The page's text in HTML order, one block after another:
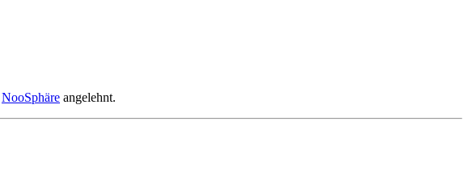
NooSphäre angelehnt.